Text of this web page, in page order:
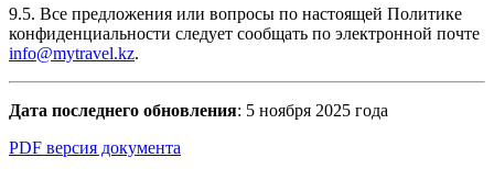
9.5. Все предложения или вопросы по настоящей Политике
конфиденциальности следует сообщать по электронной почте
info@mytravel.kz.
Дата последнего обновления: 5 ноября 2025 года
PDF версия документа